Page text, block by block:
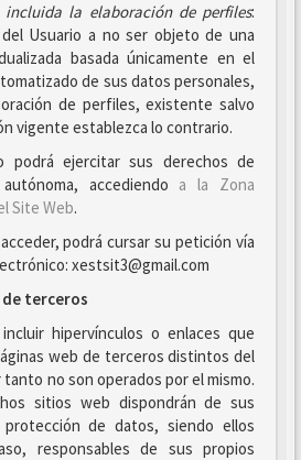
incluida la elaboración de perfiles:
Usuario a no ser objeto de una
basada únicamente en el
de sus datos personales,
de perfiles, existente salvo
vigente establezca lo contrario.
podrá ejercitar sus derechos de
accediendo a la Zona
Site Web.
podrá cursar su petición vía
xestsit3@gmail.com
de terceros
hipervínculos o enlaces que
web de terceros distintos del
no son operados por el mismo.
sitios web dispondrán de sus
de datos, siendo ellos
responsables de sus propios